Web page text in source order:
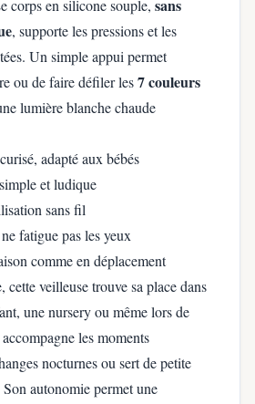
corps en silicone souple, sans
, supporte les pressions et les
Un simple appui permet
ou de faire défiler les7 couleurs
lumière blanche chaude
adapté aux bébés
et ludique
sans fil
fatigue pas les yeux
comme en déplacement
cette veilleuse trouve sa place dans
une nursery ou même lors de
les moments
nocturnes ou sert de petite
autonomie permet une